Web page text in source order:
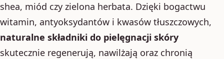
shea, miód czy zielona herbata. Dzięki bogactwu
witamin, antyoksydantów i kwasów tłuszczowych,
naturalne składniki do pielęgnacji skóry
skutecznie regenerują, nawilżają oraz chronią